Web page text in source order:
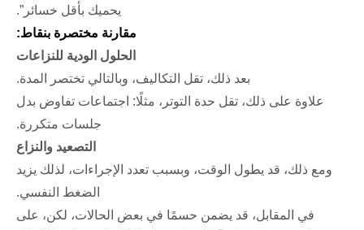
يحميك بأقل خسائر”.
مقارنة مختصرة بنقاط:
الحلول الودية للنزاعات
بعد ذلك، تقل التكاليف، وبالتالي تختصر المدة.
علاوة على ذلك، تقل حدة التوتر، مثلًا: اجتماعات تفاوض بدل
جلسات متكررة.
التصعيد والنزاع
ومع ذلك، قد يطول الوقت، وبسبب تعدد الإجراءات، لذلك يزيد
الضغط النفسي.
في المقابل، قد يضمن حسمًا في بعض الحالات، لكن، على